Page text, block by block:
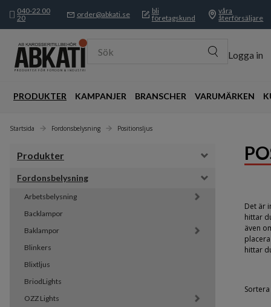
040-22 00
20
order@abkati.se
bli
företagskund
våra
återförsäljare
Sök Logga in
PRODUKTER KAMPANJER BRANSCHER VARUMÄRKEN
Startsida Fordonsbelysning Positionsljus
Produkter
Fordonsbelysning
Arbetsbelysning
Backlampor
Baklampor
Blinkers
Blixtljus
BriodLights
OZZ Lights
Det är
hittar
även
hittar